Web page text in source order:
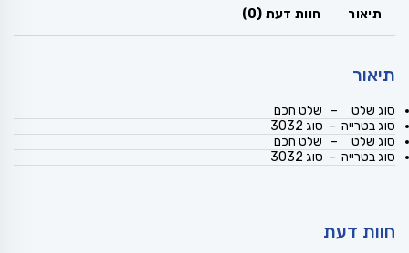
תיאור חוות דעת (0)
תיאור
סוג שלט – שלט חכם
סוג בטרייה – סוג 3032
סוג שלט – שלט חכם
סוג בטרייה – סוג 3032
חוות דעת